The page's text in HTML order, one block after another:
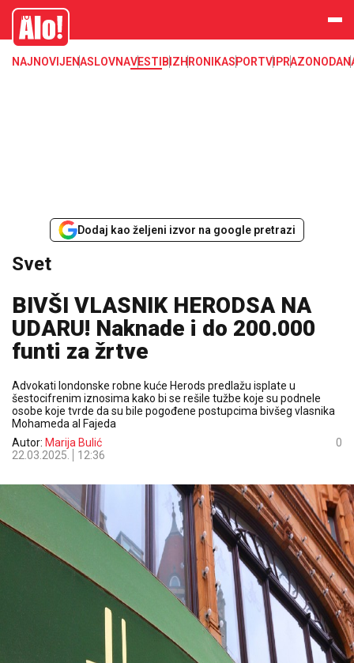
Svet, Ruske vesti, Planeta, Region
Alo
NAJNOVIJENASLOVNAVESTI BIZHRONIKASPORTVIPRAZONODA
Dodaj kao željeni izvor na google pretrazi
Svet
BIVŠI VLASNIK HERODSA NA
UDARU! Naknade i do 200.000
funti za žrtve
Advokati londonske robne kuće Herods predlažu isplate u
šestocifrenim iznosima kako bi se rešile tužbe koje su podnele
osobe koje tvrde da su bile pogođene postupcima bivšeg vlasnika
Mohameda al Fajeda
Autor: Marija Bulić
22.03.2025.
12:36
0